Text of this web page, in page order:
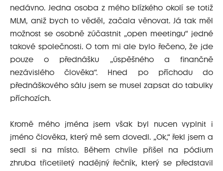
nedávno. Jedna osoba z mého blízkého okolí se totiž
MLM, aniž bych to věděl, začala věnovat. Já tak měl
možnost se osobně zúčastnit „open meetingu“ jedné
takové společnosti. O tom mi ale bylo řečeno, že jde
pouze o přednášku „úspěšného a finančně
nezávislého člověka“. Hned po příchodu do
přednáškového sálu jsem se musel zapsat do tabulky
příchozích.
Kromě mého jména jsem však byl nucen vyplnit i
jméno člověka, který mě sem dovedl. „Ok,“ řekl jsem a
sedl si na místo. Během chvíle přišel na pódium
zhruba třicetiletý nadějný řečník, který se představil